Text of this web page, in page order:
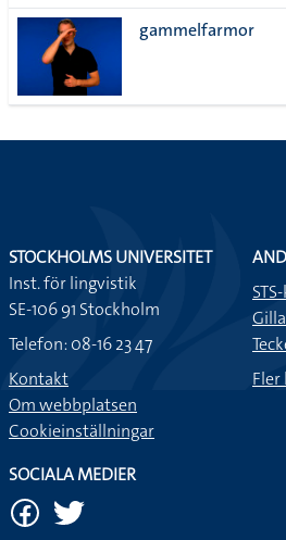
gammelfarmor
STOCKHOLMS UNIVERSITET
Inst. för lingvistik
SE-106 91 Stockholm
Telefon: 08-16 23 47
Kontakt
Om webbplatsen
Cookieinställningar
SOCIALA MEDIER